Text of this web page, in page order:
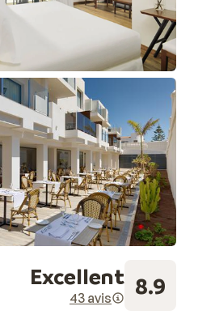
Excellent
43 avis 8.9